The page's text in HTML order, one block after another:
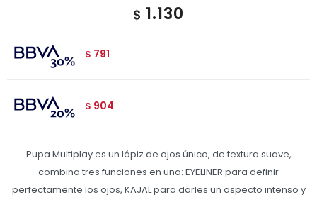
$ 1.130
$ 791
$ 904
Pupa Multiplay es un lápiz de ojos único, de textura suave,
combina tres funciones en una: EYELINER para definir
perfectamente los ojos, KAJAL para darles un aspecto intenso y